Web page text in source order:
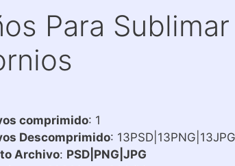
Para
comprimido: 1
Descomprimido: 13PSD|13PNG|13JPG
Archivo: PSD|PNG|JPG